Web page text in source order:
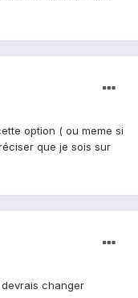
option ( ou meme si
que je sois sur
changer